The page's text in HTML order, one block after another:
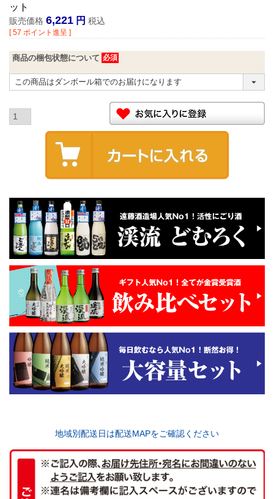
ット
販売価格 6,221 税込
[ 57 ポイント進呈 ]
商品の梱包状態について
地域別配送日は配送MAPをご確認ください